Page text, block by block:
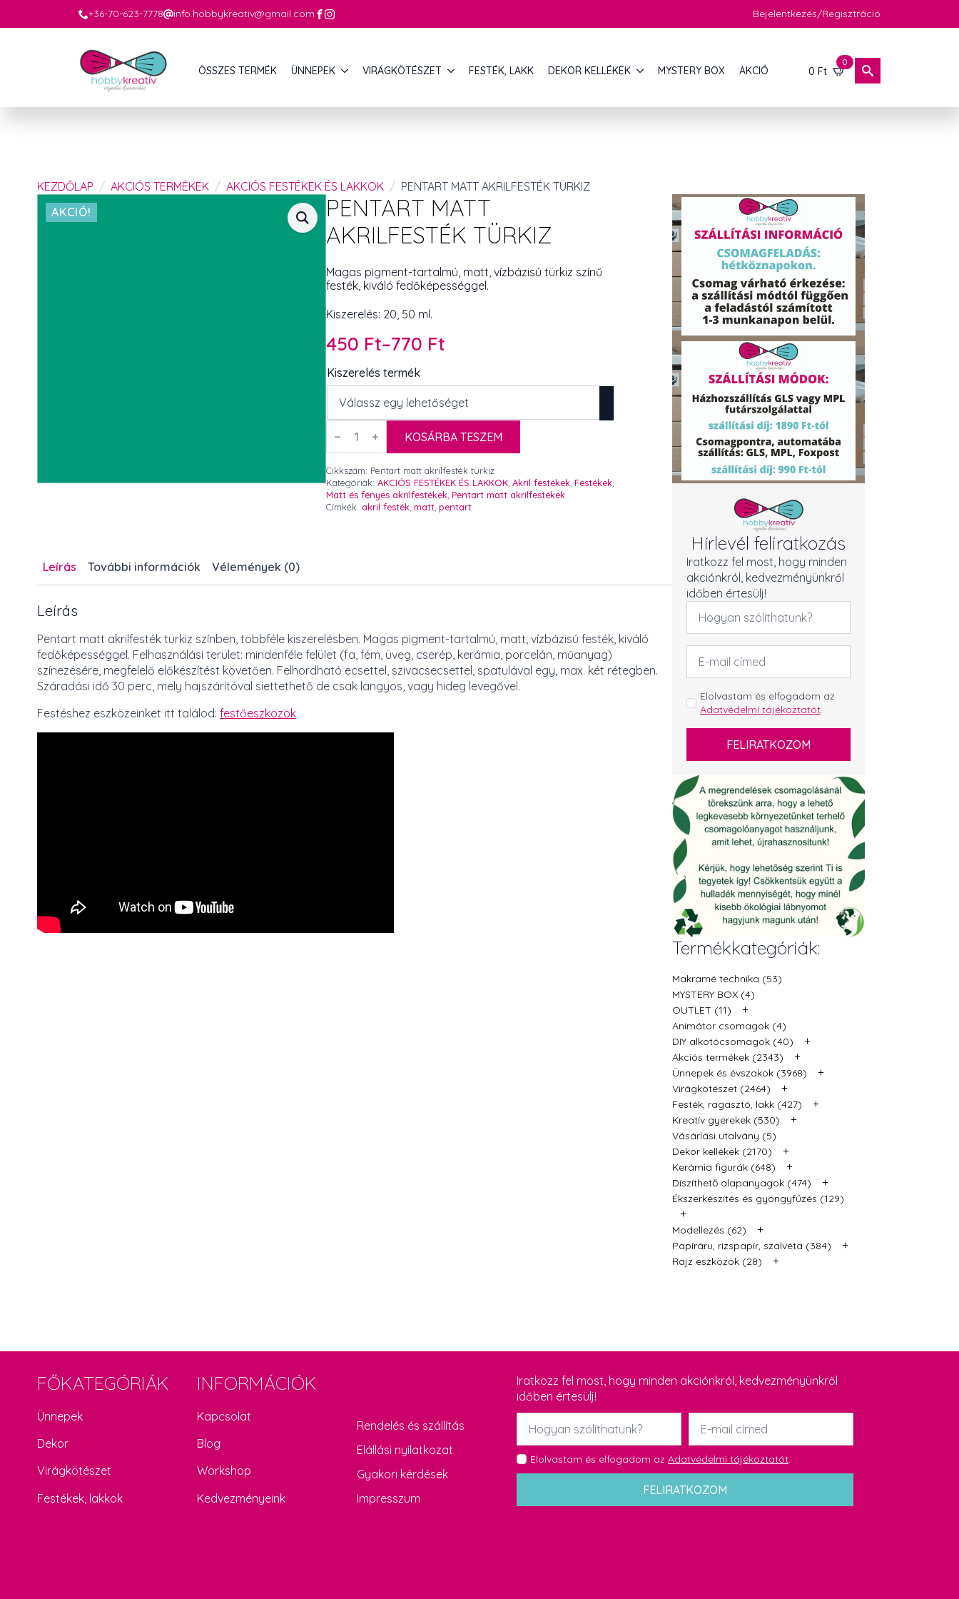
+36-70-623-7778 info.hobbykreativ@gmail.com Bejelentkezés/Regisztráció
ÖSSZES TERMÉK ÜNNEPEK VIRÁGKÖTÉSZET FESTÉK, LAKK DEKOR KELLÉKEK MYSTERY BOX AKCIÓ 0 Ft
0
KEZDŐLAP AKCIÓS TERMÉKEK AKCIÓS FESTÉKEK ÉS LAKKOK
PENTART MATT AKRILFESTÉK TÜRKIZ
AKCIÓ!
PENTART MATT
AKRILFESTÉK TÜRKIZ
Magas pigment-tartalmú, matt, vízbázisú türkiz színű
festék, kiváló fedőképességgel.
Kiszerelés: 20, 50 ml.
450 Ft–770 Ft
Ártartomány:
450 Ft
770 Ft
Kiszerelés termék
Pentart
matt
mennyiség
KOSÁRBA TESZEM
Cikkszám: Pentart matt akrilfesték türkiz
Kategóriák: AKCIÓS FESTÉKEK ÉS LAKKOK, Akril festékek, Festékek,
Matt és fényes akrilfestékek, Pentart matt akrilfestékek
Címkék: akril festék, matt, pentart
Leírás További információk Vélemények (0)
Leírás
Pentart matt akrilfesték türkiz színben, többféle kiszerelésben. Magas pigment-tartalmú, matt, vízbázisú festék, kiváló
fedőképességgel. Felhasználási terület: mindenféle felület (fa, fém, üveg, cserép, kerámia, porcelán, műanyag)
színezésére, megfelelő előkészítést követően. Felhordható ecsettel, szivacsecsettel, spatulával egy, max. két rétegben.
Száradási idő 30 perc, mely hajszárítóval siettethető de csak langyos, vagy hideg levegővel.
Festéshez eszközeinket itt találod: festőeszközök.
Hírlevél feliratkozás
Iratkozz fel most, hogy minden
akciónkról, kedvezményünkről
időben értesülj!
Név
Email
cím
GDPR
*
Elolvastam és elfogadom az
Adatvédelmi tájékoztatót.
FELIRATKOZOM
Termékkategóriák:
Makramé technika (53)
MYSTERY BOX (4)
OUTLET (11)
+
Animátor csomagok (4)
DIY alkotócsomagok (40)
+
Akciós termékek (2343) +
Ünnepek és évszakok (3968) +
Virágkötészet (2464) +
Festék, ragasztó, lakk (427) +
Kreatív gyerekek (530) +
Vásárlási utalvány (5)
Dekor kellékek (2170)
+
Kerámia figurák (648) +
Díszíthető alapanyagok (474) +
Ékszerkészítés és gyöngyfűzés (129)
+
Modellezés (62) +
Papíráru, rizspapír, szalvéta (384) +
Rajz eszközök (28) +
FŐKATEGÓRIÁK
Ünnepek
Dekor
Virágkötészet
Festékek, lakkok
INFORMÁCIÓK
Kapcsolat
Blog
Workshop
Kedvezményeink
Rendelés és szállítás
Elállási nyilatkozat
Gyakori kérdések
Impresszum
Iratkozz fel most, hogy minden akciónkról, kedvezményünkről
időben értesülj!
Név
Email
GDPR
*
Elolvastam és elfogadom az Adatvédelmi tájékoztatót
FELIRATKOZOM